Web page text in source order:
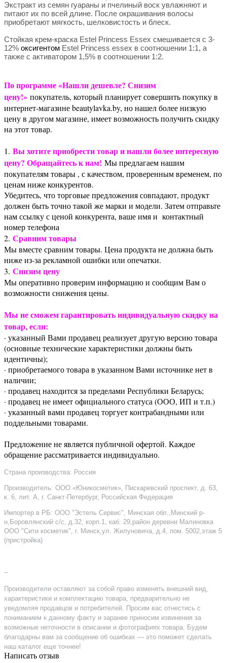
Экстракт из семян гуараны и пчелиный воск увлажняют и
питают их по всей длине. После окрашивания волосы
приобретают мягкость, шелковистость и блеск.
Стойкая крем-краска Estel Princess Essex смешивается с 3-
12% оксигентом Estel Princess essex в соотношении 1:1, а
также с активатором 1,5% в соотношении 1:2.
По программе «Нашли дешевле? Снизим
цену!» покупатель, который планирует совершить покупку в
интернет-магазине beautylavka.by, но нашел более низкую
цену в другом магазине, имеет возможность получить скидку
на этот товар.
1. Вы хотите приобрести товар и нашли более интересную
цену? Обращайтесь к нам! Мы предлагаем нашим
покупателям товары , с качеством, проверенным временем, по
ценам ниже конкурентов.
Убедитесь, что торговые предложения совпадают, продукт
должен быть точно такой же марки и модели. Затем отправьте
нам ссылку с ценой конкурента, ваше имя и контактный
номер телефона
2. Сравним товары
Мы вместе сравним товары. Цена продукта не должна быть
ниже из-за рекламной ошибки или опечатки.
3. Снизим цену
Мы оперативно проверим информацию и сообщим Вам о
возможности снижения цены.
Мы не сможем гарантировать индивидуальную скидку на
товар, если:
· указанный Вами продавец реализует другую версию товара
(основные технические характеристики должны быть
идентичны);
· приобретаемого товара в указанном Вами источнике нет в
наличии;
· продавец находится за пределами Республики Беларусь;
· продавец не имеет официального статуса (ООО, ИП и т.п.)
· указанный вами продавец торгует контрабандными или
поддельными товарами.
Предложение не является публичной офертой. Каждое
обращение рассматривается индивидуально.
Страна производства: Россия
Производитель: ООО «Юникосметик», Пискаревский проспект, д. 63,
к. 6, лит. А, г. Санкт-Петербург, Российская Федерация
Импортер в РБ: ООО "Эстель Сервис", Минская обл.,Минский р-
н,Боровлянский с/с, д.32, корп.1, каб. 29,район деревни Малиновка
ООО "Сити косметик", г. Минск,ул. Жилуновича, д.4, пом. 5002,этаж 5
(пристройка)
–
Производители оставляют за собой право изменять внешний вид,
характеристики и комплектацию товара, предварительно не
уведомляя продавцов и потребителей. Просим вас отнестись с
пониманием к данному факту и заранее приносим извинения за
возможные неточности в описании и фотографиях товара. Будем
благодарны вам за сообщение об ошибках — это поможет сделать
наш каталог еще точнее!
Написать отзыв